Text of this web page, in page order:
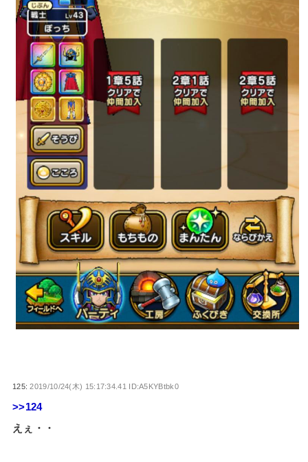
125:2019/10/24(木) 15:17:34.41 ID:A5KYBtbk0
>>124
えぇ・・